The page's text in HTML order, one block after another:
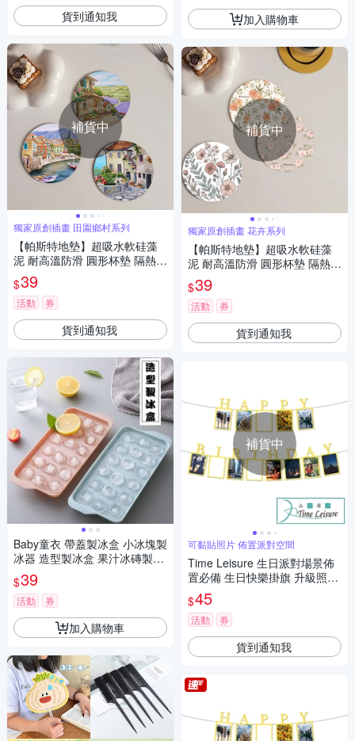
貨到通知我
補貨中
獨家原創插畫 田園鄉村系列
【帕斯特地墊】超吸水軟硅藻
泥 耐高溫防滑 圓形杯墊 隔熱墊
杯碗墊10*10cm(多款任選/田園
鄉村風)
$39
活動 券
貨到通知我
Baby童衣 帶蓋製冰盒 小冰塊製
冰器 造型製冰盒 果汁冰磚製造
模具 11352
$39
活動 券
加入購物車
加入購物車
補貨中
獨家原創插畫 花卉系列
【帕斯特地墊】超吸水軟硅藻
泥 耐高溫防滑 圓形杯墊 隔熱墊
杯碗墊10*10cm(多款任選/花
卉)
$39
活動 券
貨到通知我
補貨中
可黏貼照片 佈置派對空間
Time Leisure 生日派對場景佈
置必備 生日快樂掛旗 升級照片
$45
活動 券
貨到通知我